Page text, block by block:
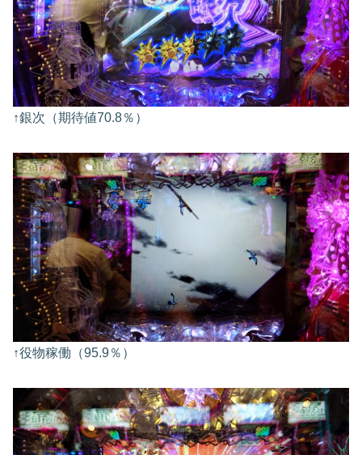
↑銀次（期待値70.8％）
↑役物稼働（95.9％）